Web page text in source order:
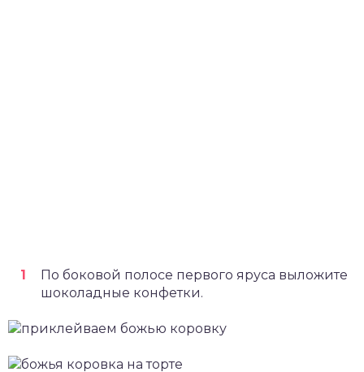
По боковой полосе первого яруса выложите
шоколадные конфетки.